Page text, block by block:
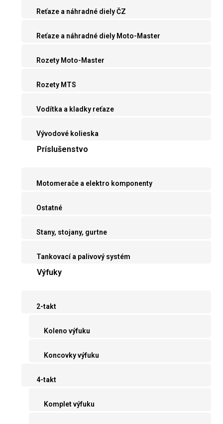
Reťaze a náhradné diely ČZ
Reťaze a náhradné diely Moto-Master
Rozety Moto-Master
Rozety MTS
Vodítka a kladky reťaze
Vývodové kolieska
Príslušenstvo
Motomerače a elektro komponenty
Ostatné
Stany, stojany, gurtne
Tankovací a palivový systém
Výfuky
2-takt
Koleno výfuku
Koncovky výfuku
4-takt
Komplet výfuku